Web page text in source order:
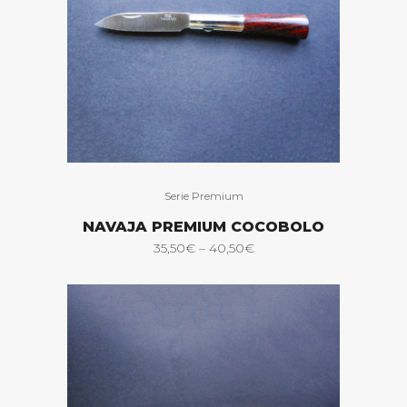
Serie Premium
NAVAJA PREMIUM COCOBOLO
35,50€– 40,50€